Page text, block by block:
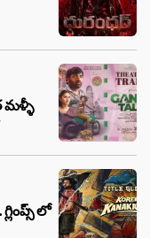
మళ్ళీ
లో